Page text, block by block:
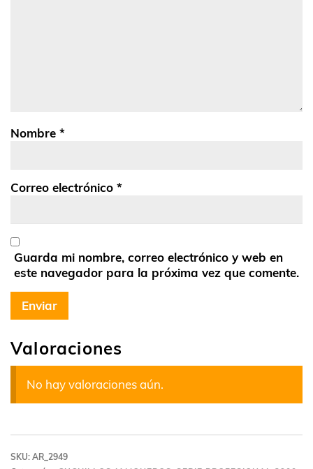
Valoraciones
No hay valoraciones aún.
Nombre *
Correo electrónico *
Guarda mi nombre, correo electrónico y web en
este navegador para la próxima vez que comente.
SKU: AR_2949